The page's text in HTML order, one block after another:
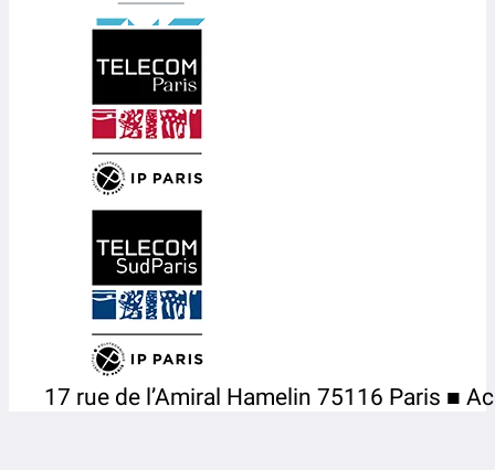
17 rue de l’Amiral Hamelin 75116 Paris ■